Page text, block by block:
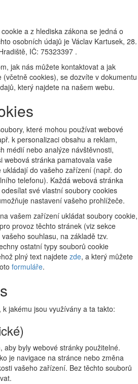
a z hlediska zákona se jedná o
osobních údajů je Václav Kartusek, 28.
IČ: 75323397 .
jak nás můžete kontaktovat a jak
cookies), se dozvíte v dokumentu
který najdete na našem webu.
které mohou používat webové
k personalizaci obsahu a reklam,
médií nebo analýze návštěvnosti,
webová stránka pamatovala vaše
do vašeho zařízení (např. do
telefonu). Každá webová stránka
své vlastní soubory cookies
nastavení vašeho prohlížeče.
vašem zařízení ukládat soubory cookie,
provoz těchto stránek (viz sekce
souhlasu, na základě tzv.
ostatní typy souborů cookie
plný text najdete zde, a který můžete
formuláře.
jakému jsou využívány a ta takto:
aby byly webové stránky použitelné.
je navigace na stránce nebo změna
vašeho zařízení. Bez těchto souborů